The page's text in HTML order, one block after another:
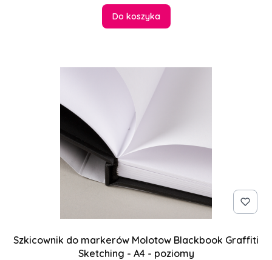
Do koszyka
Szkicownik do markerów Molotow Blackbook Graffiti
Sketching - A4 - poziomy